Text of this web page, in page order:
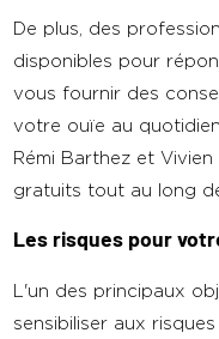
De plus, des
disponibles pour
vous fournir des
votre ouïe au
Rémi Barthez et
gratuits tout au long
Les risques pour
L'un des principaux
sensibiliser aux